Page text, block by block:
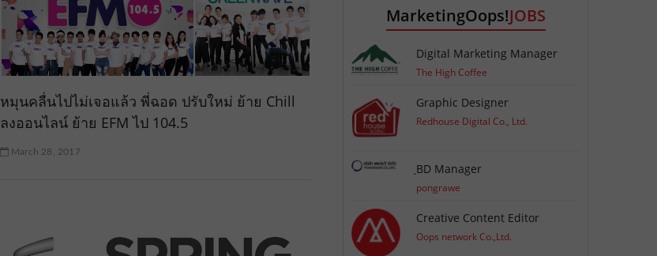
หมุนคลื่นไปไม่เจอแล้ว พี่ฉอด ปรับใหม่ ย้าย Chill
ลงออนไลน์ ย้าย EFM ไป 104.5
March 28, 2017
MarketingOops!JOBS
Digital Marketing Manager
The High Coffee
Graphic Designer
Redhouse Digital Co., Ltd.
ฺBD Manager
pongrawe
Creative Content Editor
Oops network Co.,Ltd.